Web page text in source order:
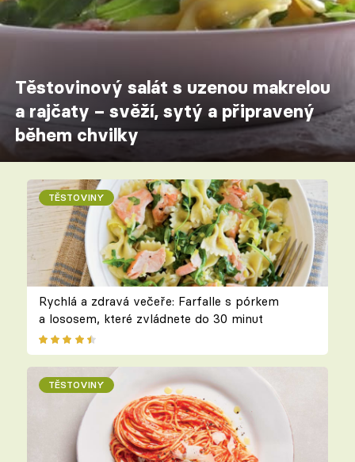
Těstovinový salát s uzenou makrelou
a rajčaty – svěží, sytý a připravený
během chvilky
TĚSTOVINY
Rychlá a zdravá večeře: Farfalle s pórkem
a lososem, které zvládnete do 30 minut
TĚSTOVINY